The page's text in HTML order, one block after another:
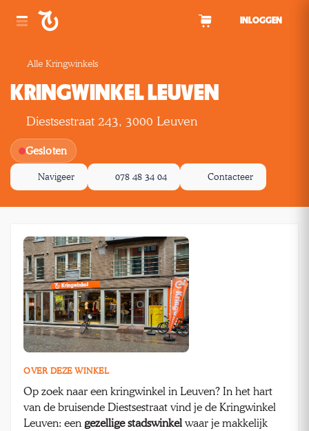
INLOGGEN
Alle Kringwinkels
KRINGWINKEL LEUVEN
Diestsestraat 243, 3000 Leuven
Gesloten
Navigeer 078 48 34 04 Contacteer
OVER DEZE WINKEL
Op zoek naar een kringwinkel in Leuven? In het hart
van de bruisende Diestsestraat vind je de Kringwinkel
Leuven: een gezellige stadswinkel waar je makkelijk